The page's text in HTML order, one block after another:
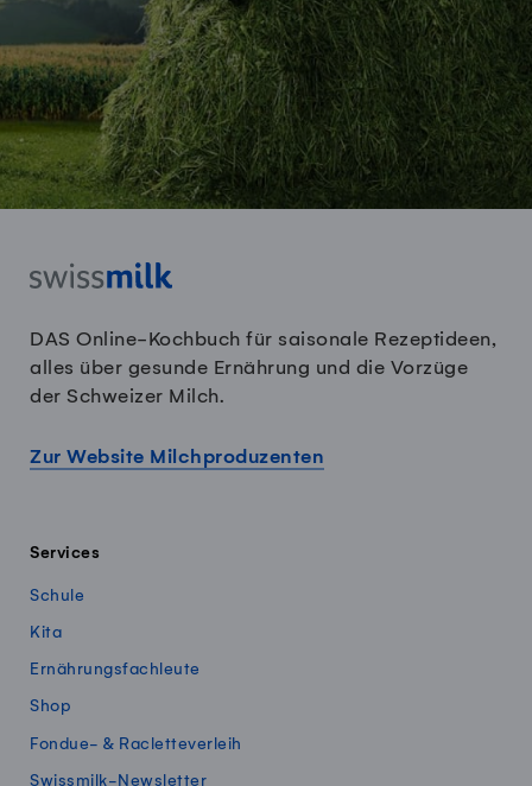
DAS Online-Kochbuch für saisonale Rezeptideen,
alles über gesunde Ernährung und die Vorzüge
der Schweizer Milch.
Zur Website Milchproduzenten
Services
Schule
Kita
Ernährungsfachleute
Shop
Fondue- & Racletteverleih
Swissmilk-Newsletter